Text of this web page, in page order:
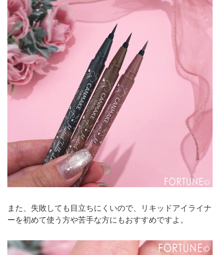
また、失敗しても目立ちにくいので、リキッドアイライナ
ーを初めて使う方や苦手な方にもおすすめですよ。